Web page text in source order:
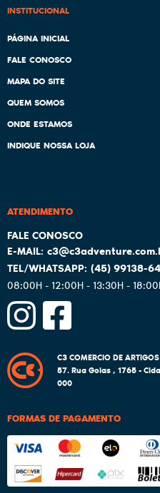
INSTITUCIONAL
PÁGINA INICIAL
FALE CONOSCO
MAPA DO SITE
QUEM SOMOS
ONDE ESTAMOS
INDIQUE NOSSA LOJA
ATENDIMENTO
(45)99138-
08:00H - 12:00H - 13:30H -
C3 COMERCIO DE
57.Rua Goias , 1765-
000
FORMAS DE PAGAMENTO